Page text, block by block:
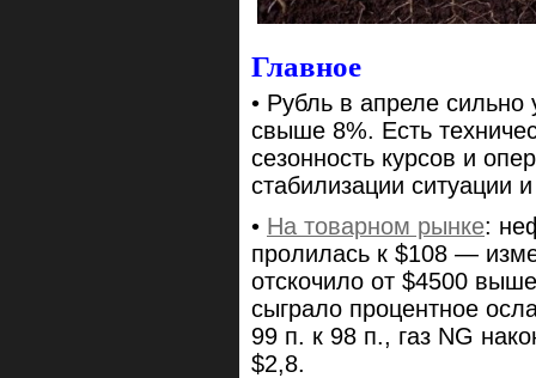
Главное
• Рубль в апреле
свыше 8%. Есть
сезонность курсов и
стабилизации ситуации
• На товарном рынке:
пролилась к $108 —
отскочило от $4500
сыграло процентное
99 п. к 98 п., газ NG
$2,8.